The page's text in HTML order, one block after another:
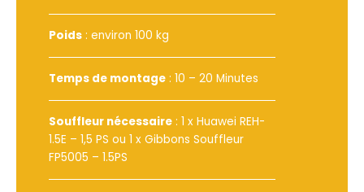
Poids : environ 100 kg
Temps de montage : 10 – 20 Minutes
Souffleur nécessaire : 1 x Huawei REH-
1.5E – 1,5 PS ou 1 x Gibbons Souffleur
FP5005 – 1.5PS